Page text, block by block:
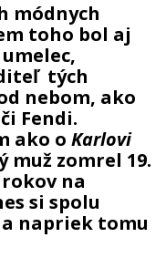
módnych
toho bol aj
tých
nebom, ako
Fendi.
ako o Karlovi
muž zomrel 19.
na
si spolu
napriek tomu